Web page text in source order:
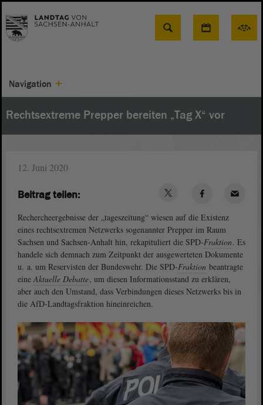
Suche
Navigation
Rechtsextreme Prepper bereiten „Tag X“ vor
12. Juni 2020
Rechercheergebnisse der „tageszeitung“ wiesen auf die Existenz
eines rechtsextremen Netzwerks sogenannter Prepper im Raum
Sachsen und Sachsen-Anhalt hin, rekapituliert die SPD-Fraktion. Es
handele sich demnach zum Zeitpunkt der ausgewerteten Dokumente
u. a. um Reservisten der Bundeswehr. Die SPD-Fraktion beantragte
eineAktuelle Debatte, um diesen Informationsstand zu erklären,
aber auch den Umstand, dass Verbindungen dieses Netzwerks bis in
die AfD-Landtagsfraktion hineinreichen.
Beitrag teilen: